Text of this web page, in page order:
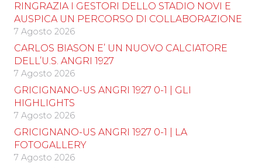
RINGRAZIA I GESTORI DELLO STADIO NOVI E
AUSPICA UN PERCORSO DI COLLABORAZIONE
7 Agosto 2026
CARLOS BIASON E’ UN NUOVO CALCIATORE
DELL’U.S. ANGRI 1927
7 Agosto 2026
GRICIGNANO-US ANGRI 1927 0-1 | GLI
HIGHLIGHTS
7 Agosto 2026
GRICIGNANO-US ANGRI 1927 0-1 | LA
FOTOGALLERY
7 Agosto 2026